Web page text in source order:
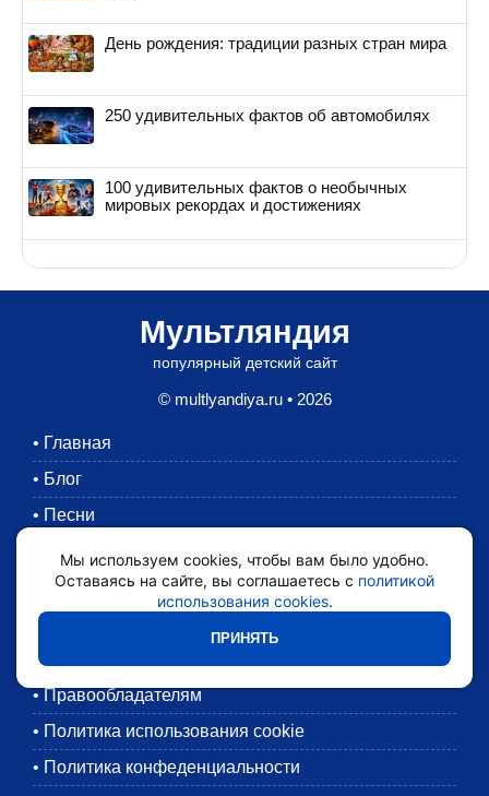
День рождения: традиции разных стран мира
250 удивительных фактов об автомобилях
100 удивительных фактов о необычных
мировых рекордах и достижениях
Мультляндия
популярный детский сайт
© multlyandiya.ru • 2026
• Главная
• Блог
• Песни
Раскраски
Картинки
•
•
• Правообладателям
• Политика использования cookie
• Политика конфеденциальности
Мы используем cookies, чтобы вам было удобно.
Оставаясь на сайте, вы соглашаетесь с политикой
использования cookies.
ПРИНЯТЬ